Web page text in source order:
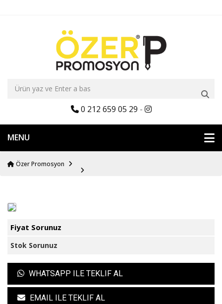
0 212 659 05 29 -
MENU
Özer Promosyon
Fiyat Sorunuz
Stok Sorunuz
WHATSAPP ILE TEKLIF AL
EMAIL ILE TEKLIF AL